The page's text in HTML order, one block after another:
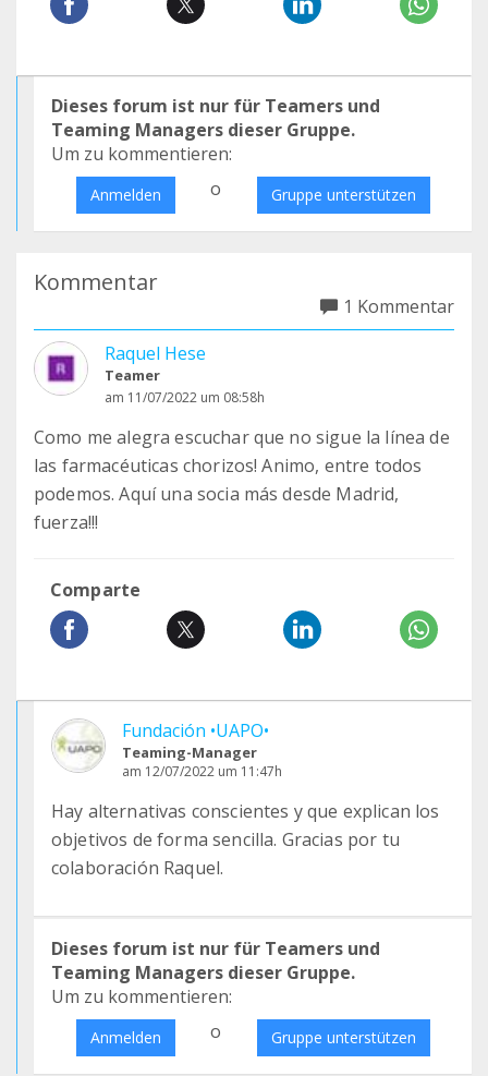
Dieses forum ist nur für Teamers und
Teaming Managers dieser Gruppe.
Um zu kommentieren:
Anmelden o Gruppe unterstützen
Kommentar
1 Kommentar
Raquel Hese
Teamer
am 11/07/2022 um 08:58h
Como me alegra escuchar que no sigue la línea de
las farmacéuticas chorizos! Animo, entre todos
podemos. Aquí una socia más desde Madrid,
fuerza!!!
Comparte
Fundación •UAPO•
Teaming-Manager
am 12/07/2022 um 11:47h
Hay alternativas conscientes y que explican los
objetivos de forma sencilla. Gracias por tu
colaboración Raquel.
Dieses forum ist nur für Teamers und
Teaming Managers dieser Gruppe.
Um zu kommentieren:
Anmelden o Gruppe unterstützen